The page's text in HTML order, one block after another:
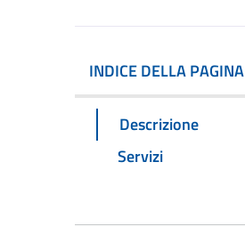
INDICE DELLA PAGINA
Descrizione
Servizi